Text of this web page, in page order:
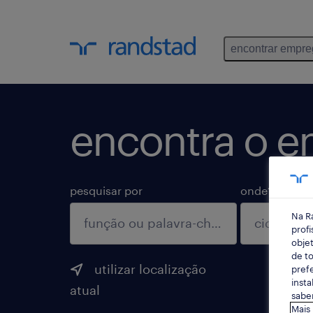
encontrar
encontra o
pesquisar por
utilizar localização
atual
onde?
Na
de